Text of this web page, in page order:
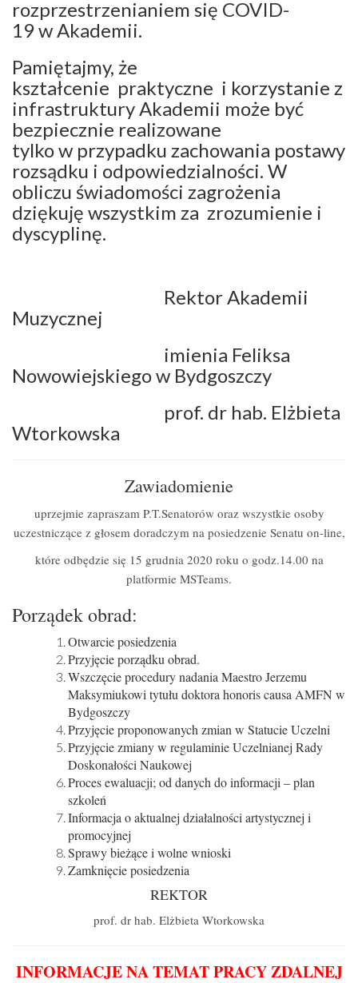
rozprzestrzenianiem się COVID-
19 w Akademii.
Pamiętajmy, że
kształcenie praktyczne i korzystanie z
infrastruktury Akademii może być
bezpiecznie realizowane
tylko w przypadku zachowania postawy
rozsądku i odpowiedzialności. W
obliczu świadomości zagrożenia
dziękuję wszystkim za zrozumienie i
dyscyplinę.
Rektor Akademii
Muzycznej
imienia Feliksa
Nowowiejskiego w Bydgoszczy
prof. dr hab. Elżbieta
Wtorkowska
Zawiadomienie
uprzejmie zapraszam P.T.Senatorów oraz wszystkie osoby
uczestniczące z głosem doradczym na posiedzenie Senatu on-line,
które odbędzie się 15 grudnia 2020 roku o godz.14.00 na
platformie MSTeams.
Porządek obrad:
Otwarcie posiedzenia
Przyjęcie porządku obrad.
Wszczęcie procedury nadania Maestro Jerzemu
Maksymiukowi tytułu doktora honoris causa AMFN w
Bydgoszczy
Przyjęcie proponowanych zmian w Statucie Uczelni
Przyjęcie zmiany w regulaminie Uczelnianej Rady
Doskonałości Naukowej
Proces ewaluacji; od danych do informacji – plan
szkoleń
Informacja o aktualnej działalności artystycznej i
promocyjnej
Sprawy bieżące i wolne wnioski
Zamknięcie posiedzenia
REKTOR
prof. dr hab. Elżbieta Wtorkowska
INFORMACJE NA TEMAT PRACY ZDALNEJ